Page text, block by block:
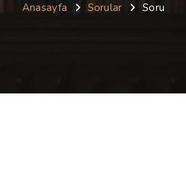
Anasayfa Sorular Soru